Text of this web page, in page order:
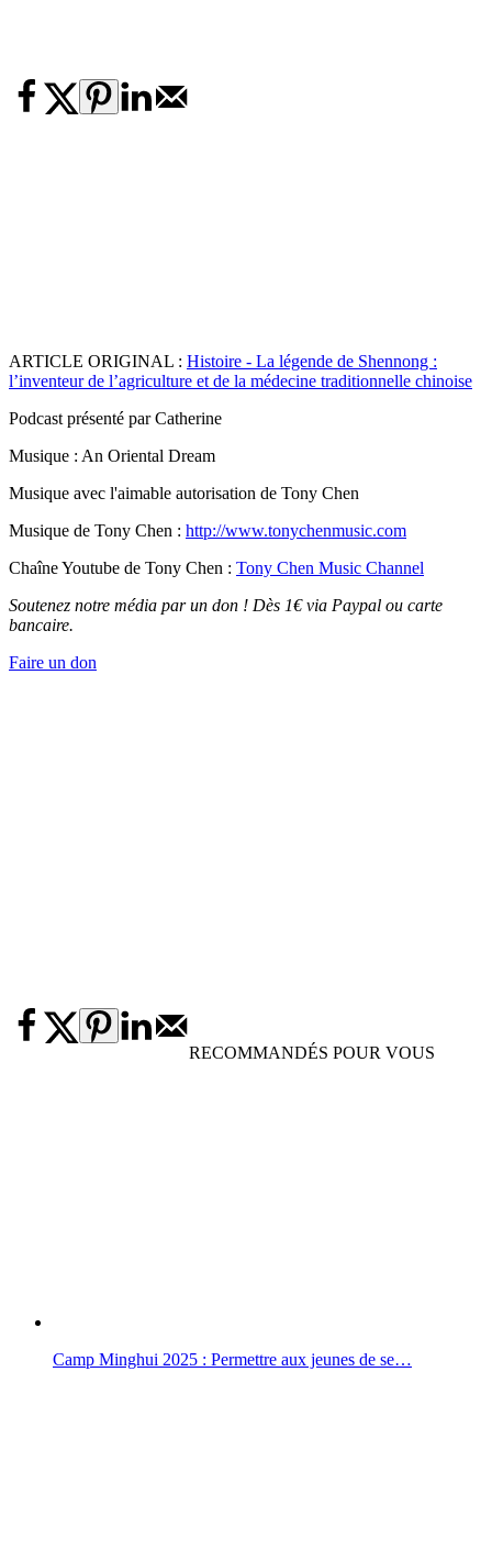
ARTICLE ORIGINAL : Histoire - La légende de Shennong :
l’inventeur de l’agriculture et de la médecine traditionnelle chinoise
Podcast présenté par Catherine
Musique : An Oriental Dream
Musique avec l'aimable autorisation de Tony Chen
Musique de Tony Chen : http://www.tonychenmusic.com
Chaîne Youtube de Tony Chen : Tony Chen Music Channel
Soutenez notre média par un don ! Dès 1€ via Paypal ou carte
bancaire.
Faire un don
RECOMMANDÉS POUR VOUS
Camp Minghui 2025 : Permettre aux jeunes de se…